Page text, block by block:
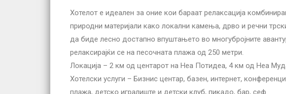
Хотелот е идеален за оние кои бараат релаксација
природни материјали како локални камења, дрво и речни
да биде лесно достапно впуштањето во многубројните
релаксирајќи се на песочната плажа од 250 метри.
Локација – 2 км од центарот на Неа Потидеа, 4 км од Неа
Хотелски услуги – Бизнис центар, базен, интернет,
плажа, детско игралиште и детски клуб, пикадо, бар, сеф